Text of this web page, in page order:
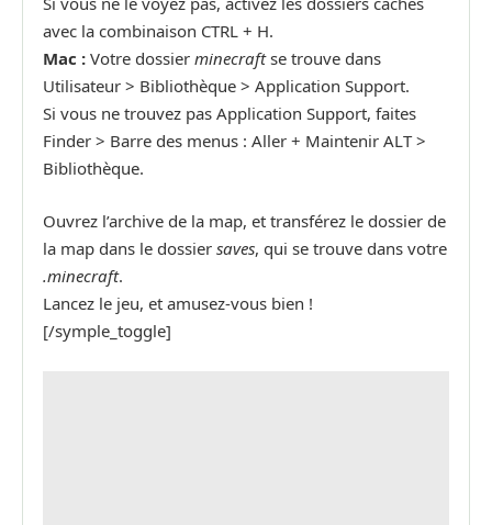
avec la combinaison CTRL + H.
Mac : Votre dossier minecraftse trouve dans
Utilisateur > Bibliothèque > Application Support.
Si vous ne trouvez pas Application Support, faites
Finder > Barre des menus : Aller + Maintenir ALT >
Bibliothèque.
Ouvrez l’archive de la map, et transférez le dossier de
la map dans le dossier saves, qui se trouve dans votre
.minecraft.
Lancez le jeu, et amusez-vous bien !
[/symple_toggle]